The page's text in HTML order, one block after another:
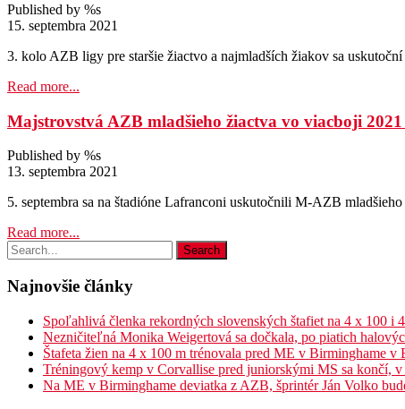
Published by %s
15. septembra 2021
3. kolo AZB ligy pre staršie žiactvo a najmladších žiakov sa
Read more...
Majstrovstvá AZB mladšieho žiactva vo viacboji 2021
Published by %s
13. septembra 2021
5. septembra sa na štadióne Lafranconi uskutočnili M-AZB
Read more...
Najnovšie články
Spoľahlivá členka rekordných slovenských štafiet na 4 x 100
Nezničiteľná Monika Weigertová sa dočkala, po piatich
Štafeta žien na 4 x 100 m trénovala pred ME v Birminghame
Tréningový kemp v Corvallise pred juniorskými MS sa končí, v
Na ME v Birminghame deviatka z AZB, šprintér Ján Volko